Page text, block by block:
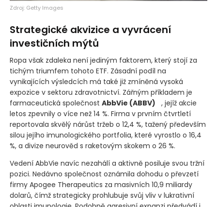
Zdroj: Getty Images
Strategické akvizice a vyvrácení
investičních mýtů
Ropa však zdaleka není jediným faktorem, který stojí za
tichým triumfem tohoto ETF. Zásadní podíl na
vynikajících výsledcích má také již zmíněná vysoká
expozice v sektoru zdravotnictví. Zářným příkladem je
farmaceutická společnost AbbVie (ABBV)
, jejíž akcie
letos zpevnily o více než 14 %. Firma v prvním čtvrtletí
reportovala skvělý nárůst tržeb o 12,4 %, tažený především
silou jejího imunologického portfolia, které vyrostlo o 16,4
%, a divize neurověd s raketovým skokem o 26 %.
Vedení AbbVie navíc nezahálí a aktivně posiluje svou tržní
pozici. Nedávno společnost oznámila dohodu o převzetí
firmy Apogee Therapeutics za masivních 10,9 miliardy
dolarů, čímž strategicky prohlubuje svůj vliv v lukrativní